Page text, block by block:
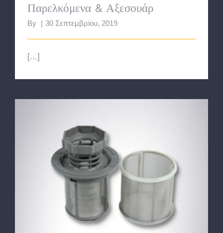
Παρελκόμενα & Αξεσουάρ
By 30 Σεπτεμβρίου, 2019
[...]
Φίλτρα & Σίτες